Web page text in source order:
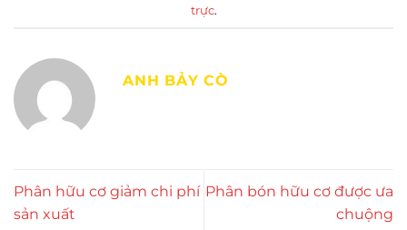
trực.
ANH BẢY CÒ
Phân hữu cơ giảm chi phí
sản xuất
Phân bón hữu cơ được ưa
chuộng